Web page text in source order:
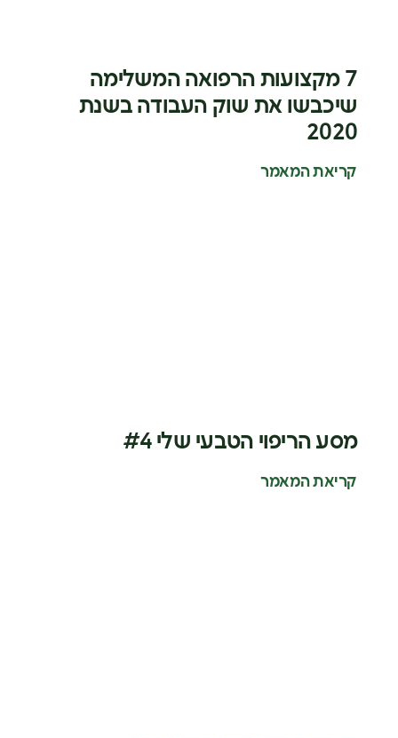
7 מקצועות הרפואה המשלימה
שיכבשו את שוק העבודה בשנת
2020
קריאת המאמר
מסע הריפוי הטבעי שלי #4
קריאת המאמר